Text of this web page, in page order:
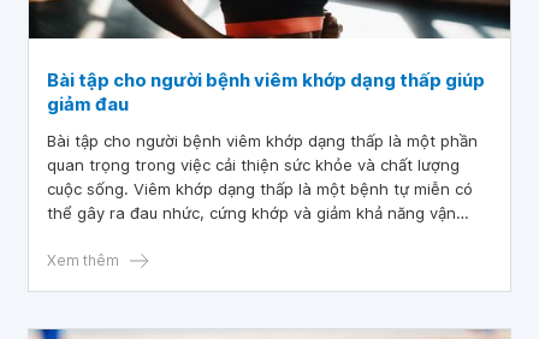
Bài tập cho người bệnh viêm khớp dạng thấp giúp
giảm đau
Bài tập cho người bệnh viêm khớp dạng thấp là một phần
quan trọng trong việc cải thiện sức khỏe và chất lượng
cuộc sống. Viêm khớp dạng thấp là một bệnh tự miễn có
thể gây ra đau nhức, cứng khớp và giảm khả năng vận
tăng cường sức mạnh cùng độ linh hoạt cho các khớp,
Xem thêm